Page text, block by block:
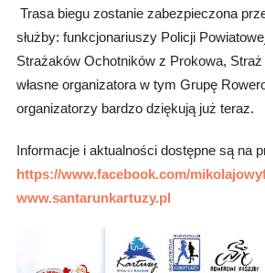
Trasa biegu zostanie zabezpieczona
służby: funkcjonariuszy Policji
Strażaków Ochotników z Prokowa, Straż
własne organizatora w tym Grupę
organizatorzy bardzo dziękują już teraz.
Informacje i aktualności dostępne są na
https://www.facebook.com/
www.santarunkartuzy.pl